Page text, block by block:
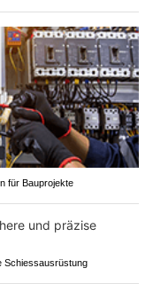
für Bauprojekte
Schiessausrüstung